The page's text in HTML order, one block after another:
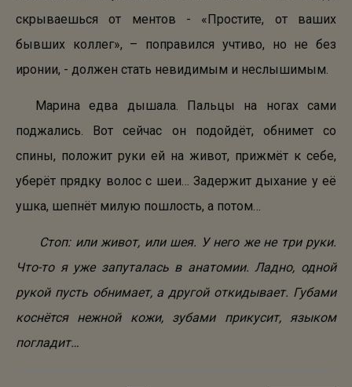
скрываешься от ментов - «Простите, от ваших
бывших коллег», – поправился учтиво, но не без
иронии, - должен стать невидимым и неслышимым.
Марина едва дышала. Пальцы на ногах сами
поджались. Вот сейчас он подойдёт, обнимет со
спины, положит руки ей на живот, прижмёт к себе,
уберёт прядку волос с шеи… Задержит дыхание у её
ушка, шепнёт милую пошлость, а потом…
Стоп: или живот, или шея. У него же не три руки.
Что-то я уже запуталась в анатомии. Ладно, одной
рукой пусть обнимает, а другой откидывает. Губами
коснётся нежной кожи, зубами прикусит, языком
погладит…